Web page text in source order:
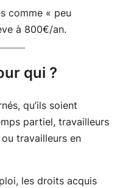
comme « peu
à 800€/an.
qui ?
qu’ils soient
partiel, travailleurs
travailleurs en
les droits acquis